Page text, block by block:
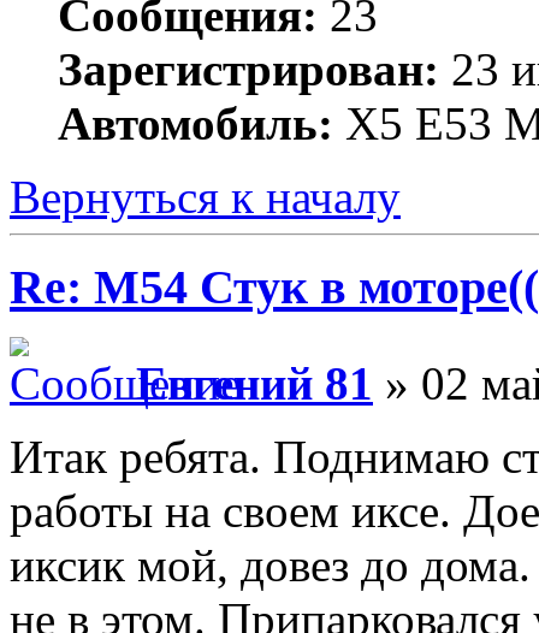
Сообщения: 23
Зарегистрирован: 23
Автомобиль: X5 E53
Вернуться к началу
Re: M54 Стук в
Евгений 81 » 02
Итак ребята. Поднимаю
работы на своем иксе.
иксик мой, довез до
не в этом.